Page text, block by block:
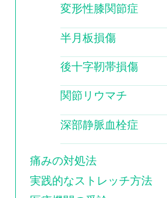
変形性膝関節症
半月板損傷
後十字靭帯損傷
関節リウマチ
深部静脈血栓症
痛みの対処法
実践的なストレッチ方法